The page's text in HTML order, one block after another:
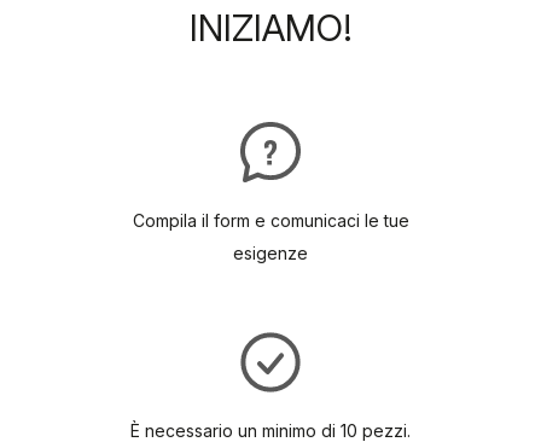
INIZIAMO!
Compila il form e comunicaci le tue
esigenze
È necessario un minimo di 10 pezzi.